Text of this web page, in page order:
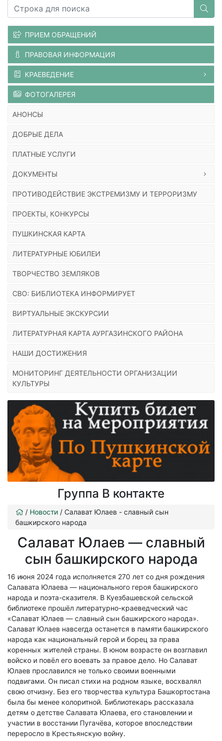
ПРИЕМ ОБРАЩЕНИЙ
ПРАВОВАЯ ИНФОРМАЦИЯ
КРАЕВЕДЕНИЕ
ФОТОГАЛЕРЕЯ
АНОНСЫ
ДОБРЫЕ ДЕЛА
ПЛАТНЫЕ УСЛУГИ
ДОКУМЕНТЫ
ПРОТИВОДЕЙСТВИЕ ЭКСТРЕМИЗМУ И ТЕРРОРИЗМУ
ПРОЕКТЫ, КОНКУРСЫ
ПУШКИНСКАЯ КАРТА
ЛИТЕРАТУРНЫЕ ЮБИЛЕИ
ТВОРЧЕСТВО ЗЕМЛЯКОВ
СВО: БИБЛИОТЕКА ИНФОРМИРУЕТ
ВИРТУАЛЬНЫЕ ЭКСКУРСИИ
ЛИТЕРАТУРНАЯ КАРТА АУРГАЗИНСКОГО РАЙОНА
НАШИ ДОСТИЖЕНИЯ
МОНИТОРИНГ ДЕЯТЕЛЬНОСТИ ОРГАНИЗАЦИИ
КУЛЬТУРЫ
Группа В контакте
/ Новости / Салават Юлаев - славный сын
башкирского народа
Салават Юлаев — славный
сын башкирского народа
16 июня 2024 года исполняется 270 лет со дня рождения
Салавата Юлаева — национального героя башкирского
народа и поэта-сказителя. В Куезбашевской сельской
библиотеке прошёл литературно-краеведческий час
«Салават Юлаев — славный сын башкирского народа».
Салават Юлаев навсегда останется в памяти башкирского
народа как национальный герой и борец за права
коренных жителей страны. В юном возрасте он возглавил
войско и повёл его воевать за правое дело. Но Салават
Юлаев прославился не только своими военными
подвигами. Он писал стихи на родном языке, восхвалял
свою отчизну. Без его творчества культура Башкортостана
была бы менее колоритной. Библиотекарь рассказала
детям о детстве Салавата Юлаева, его становлении и
участии в восстании Пугачёва, которое впоследствии
переросло в Крестьянскую войну.